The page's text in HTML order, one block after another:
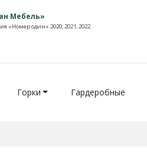
Мебель»
«Номер один» 2020, 2021, 2022
Горки Гардеробные